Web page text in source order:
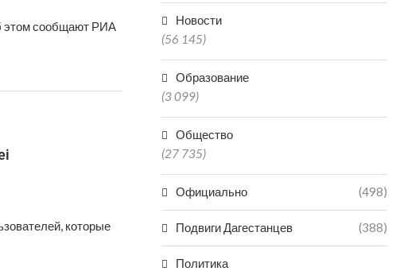
этом сообщают РИА
которые
Новости
(56 145)
Образование
(3 099)
Общество
(27 735)
Официально (498)
Подвиги Дагестанцев (388)
Политика